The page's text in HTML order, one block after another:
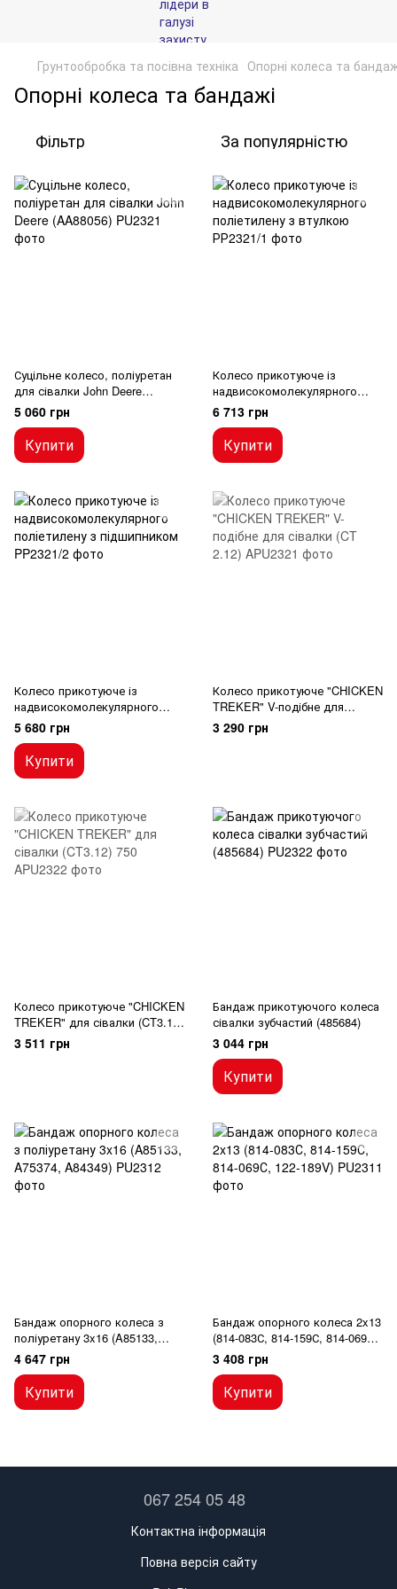
Грунтообробка та посівна техніка Опорні колеса та
Опорні колеса та бандажі
Фільтр За популярністю
Суцільне колесо, поліуретан
для сівалки John Deere
(AA88056)
5 060 грн
Купити
Колесо прикотуюче із
надвисокомолекулярного
поліетилену з втулкою
6 713 грн
Купити
Колесо прикотуюче із
надвисокомолекулярного
поліетилену з підшипником
5 680 грн
Купити
Колесо прикотуюче "CHICKEN
TREKER" V-подібне для
сівалки (CT 2.12)
3 290 грн
Колесо прикотуюче "CHICKEN
TREKER" для сівалки (CT3.12)
750
3 511 грн
Бандаж прикотуючого колеса
сівалки зубчастий (485684)
3 044 грн
Купити
Бандаж опорного колеса з
поліуретану 3x16 (A85133,
A75374, A84349)
4 647 грн
Купити
Бандаж опорного колеса 2x13
(814-083С, 814-159С, 814-069С,
122-189V)
3 408 грн
Купити
067 254 05 48
Контактна інформація
Повна версія сайту